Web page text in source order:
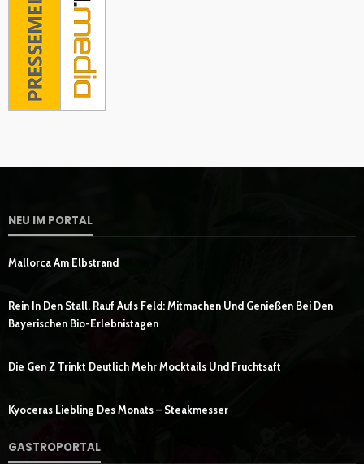
NEU IM PORTAL
Mallorca Am Elbstrand
Rein In Den Stall, Rauf Aufs Feld: Mitmachen Und Genießen Bei Den
Bayerischen Bio-Erlebnistagen
Die Gen Z Trinkt Deutlich Mehr Mocktails Und Fruchtsaft
Kyoceras Liebling Des Monats – Steakmesser
GASTROPORTAL